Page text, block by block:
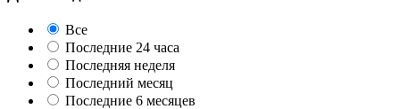
Все
Последние 24 часа
Последняя неделя
Последний месяц
Последние 6 месяцев